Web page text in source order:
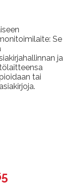
Se
ja
tai